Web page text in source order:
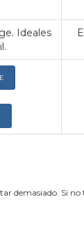
Ideales
demasiado. Si